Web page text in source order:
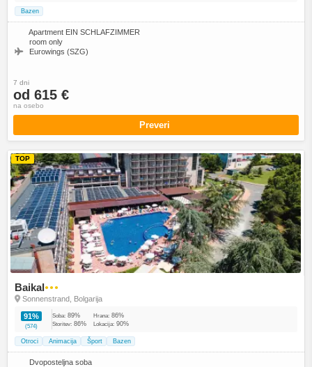
Bazen
Apartment EIN SCHLAFZIMMER
room only
Eurowings (SZG)
7 dni
od 615 €
na osebo
Preveri
TOP
Baikal●●●
Sonnenstrand, Bolgarija
91%
(574)
Soba: 89% Hrana: 86%
Storitev: 86% Lokacija: 90%
Otroci Animacija Šport Bazen
Dvoposteljna soba